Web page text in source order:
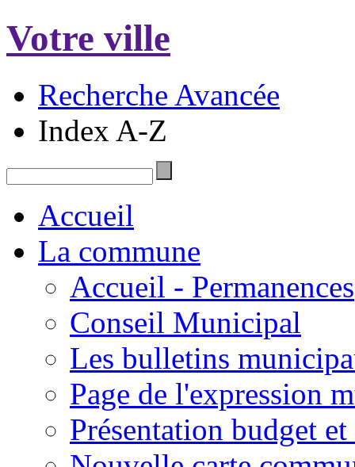
Votre ville
Recherche Avancée
Index A-Z
Accueil
La commune
Accueil - Permanences
Conseil Municipal
Les bulletins
Page de l'expression
Présentation budget